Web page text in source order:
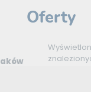
Oferty